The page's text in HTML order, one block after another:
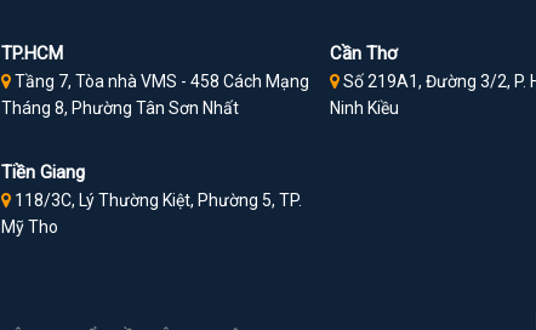
TP.HCM
Tầng 7, Tòa nhà VMS - 458 Cách Mạng
Tháng 8, Phường Tân Sơn Nhất
Cần Thơ
Số 219A1, Đường 3/2, P.
Ninh Kiều
Tiền Giang
118/3C, Lý Thường Kiệt, Phường 5, TP.
Mỹ Tho